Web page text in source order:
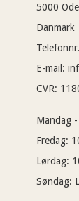
5000
Danmark
Telefonnr.
E-mail:
CVR:
Mandag
Fredag:
Lørdag:
Søndag: